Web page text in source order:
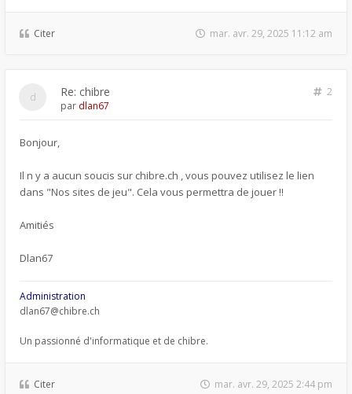
Citer mar. avr. 29, 2025 11:12 am
Re: chibre
2
par dlan67
Bonjour,
Il n y a aucun soucis sur chibre.ch , vous pouvez utilisez le lien
dans "Nos sites de jeu". Cela vous permettra de jouer !!
Amitiés
Dlan67
Administration
dlan67@chibre.ch
Un passionné d'informatique et de chibre.
Citer mar. avr. 29, 2025 2:44 pm